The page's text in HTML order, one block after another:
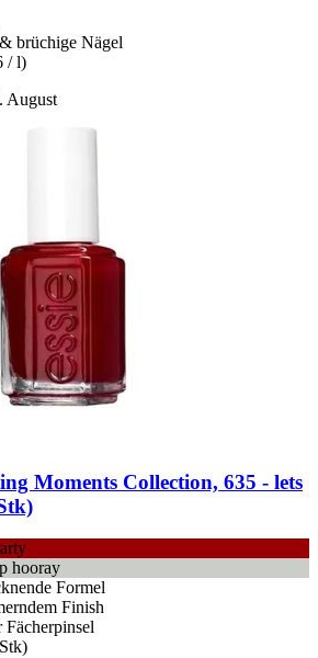
brüchige Nägel
/ l)
August
Moments Collection, 635 -​ lets
hooray
Formel
Finish